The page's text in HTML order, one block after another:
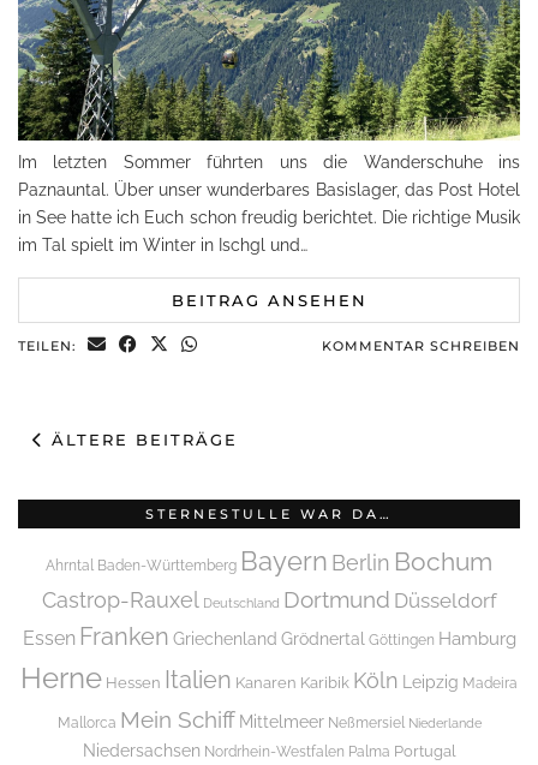
Im letzten Sommer führten uns die Wanderschuhe ins
Paznauntal. Über unser wunderbares Basislager, das Post Hotel
in See hatte ich Euch schon freudig berichtet. Die richtige Musik
im Tal spielt im Winter in Ischgl und…
BEITRAG ANSEHEN
TEILEN: KOMMENTAR SCHREIBEN
ÄLTERE BEITRÄGE
STERNESTULLE WAR DA…
Ahrntal Baden-Württemberg Bayern Berlin Bochum
Castrop-Rauxel Deutschland Dortmund Düsseldorf
Essen Franken Griechenland Grödnertal Göttingen Hamburg
Herne Hessen Italien Kanaren Karibik Köln Leipzig Madeira
Mallorca Mein Schiff Mittelmeer Neßmersiel Niederlande
Niedersachsen Nordrhein-Westfalen Palma Portugal